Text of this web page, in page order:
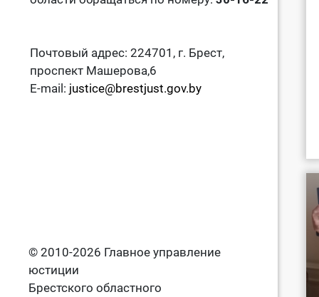
Почтовый адрес: 224701, г. Брест,
проспект Машерова,6
E-mail: justice@brestjust.gov.by
© 2010-2026 Главное управление
юстиции
Брестского областного